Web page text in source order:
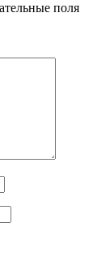
поля